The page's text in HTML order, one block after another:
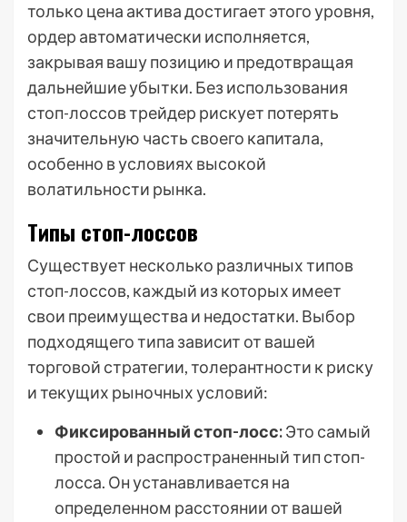
только цена актива достигает этого уровня,
ордер автоматически исполняется,
закрывая вашу позицию и предотвращая
дальнейшие убытки. Без использования
стоп-лоссов трейдер рискует потерять
значительную часть своего капитала,
особенно в условиях высокой
волатильности рынка.
Типы стоп-лоссов
Существует несколько различных типов
стоп-лоссов, каждый из которых имеет
свои преимущества и недостатки. Выбор
подходящего типа зависит от вашей
торговой стратегии, толерантности к риску
и текущих рыночных условий:
Фиксированный стоп-лосс:Это самый
простой и распространенный тип стоп-
лосса. Он устанавливается на
определенном расстоянии от вашей